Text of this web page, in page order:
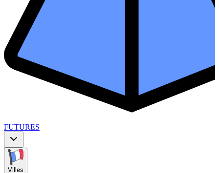
FUTURES
Villes